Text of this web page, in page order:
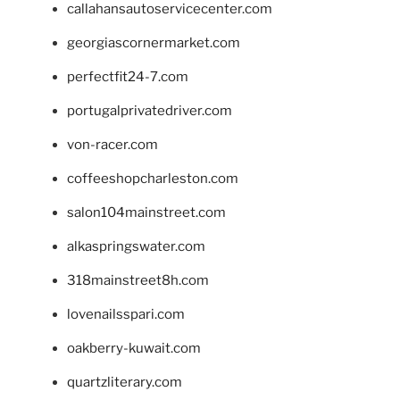
callahansautoservicecenter.com
georgiascornermarket.com
perfectfit24-7.com
portugalprivatedriver.com
von-racer.com
coffeeshopcharleston.com
salon104mainstreet.com
alkaspringswater.com
318mainstreet8h.com
lovenailsspari.com
oakberry-kuwait.com
quartzliterary.com